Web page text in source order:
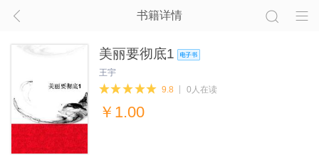
书籍详情
美丽要彻底1
王宇
9.8
0人在读
￥ 1.00